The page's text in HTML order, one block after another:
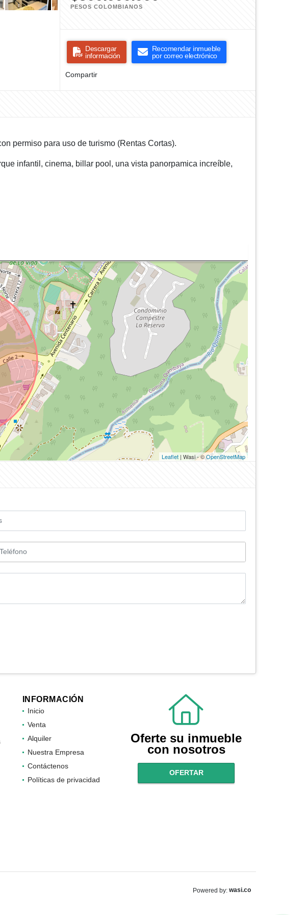
PESOS COLOMBIANOS
Descargar
información
Recomendar inmueble
por correo electrónico
Compartir
permiso para uso de turismo (Rentas Cortas).
infantil, cinema, billar pool, una vista panorpamica increíble,
Leaflet | Wasi - ©OpenStreetMap
INFORMACIÓN
Inicio
Venta
Alquiler
Nuestra Empresa
Contáctenos
Políticas de privacidad
Oferte su inmueble
con nosotros
OFERTAR
Powered by: wasi.co